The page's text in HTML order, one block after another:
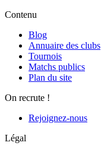
Contenu
Blog
Annuaire des clubs
Tournois
Matchs publics
Plan du site
On recrute !
Rejoignez-nous
Légal